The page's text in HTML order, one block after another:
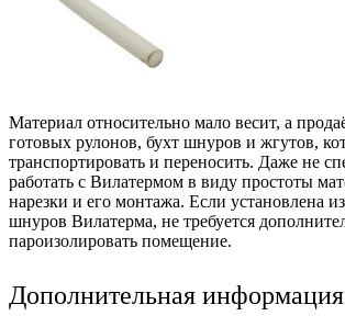
Материал относительно мало весит, а
готовых рулонов, бухт шнуров и жгутов,
транспортировать и переносить. Даже не
работать с Вилатермом в виду простоты
нарезки и его монтажа. Если установлена
шнуров Вилатерма, не требуется
пароизолировать помещение.
Дополнительная информация